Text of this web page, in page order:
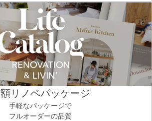
リノベパッケージ
手軽なパッケージで
フルオーダーの品質